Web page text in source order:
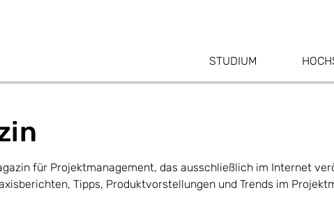
STUDIUM
für Projektmanagement, das ausschließlich im Internet
Tipps, Produktvorstellungen und Trends im